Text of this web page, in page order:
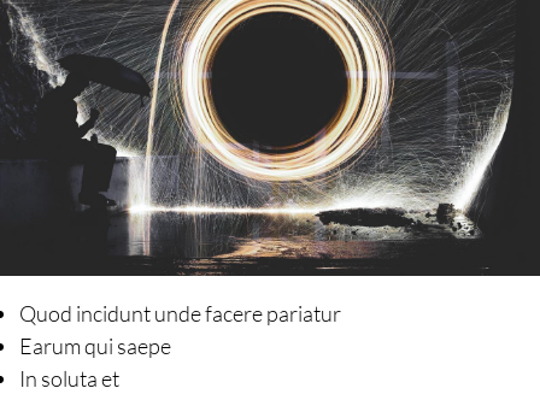
Quod incidunt unde facere pariatur
Earum qui saepe
In soluta et